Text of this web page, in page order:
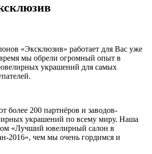
«Эксклюзив» работает для Вас уже
мы обрели огромный опыт в
украшений для самых
более 200 партнёров и заводов-
украшений по всему миру. Наша
«Лучший ювелирный салон в
2016», чем мы очень гордимся и